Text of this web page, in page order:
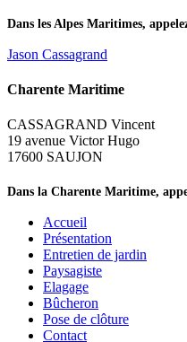
Dans les Alpes Maritimes,
Jason Cassagrand
Charente Maritime
CASSAGRAND Vincent
19 avenue Victor Hugo
17600 SAUJON
Dans la Charente Maritime,
Accueil
Présentation
Entretien de jardin
Paysagiste
Elagage
Bûcheron
Pose de clôture
Contact